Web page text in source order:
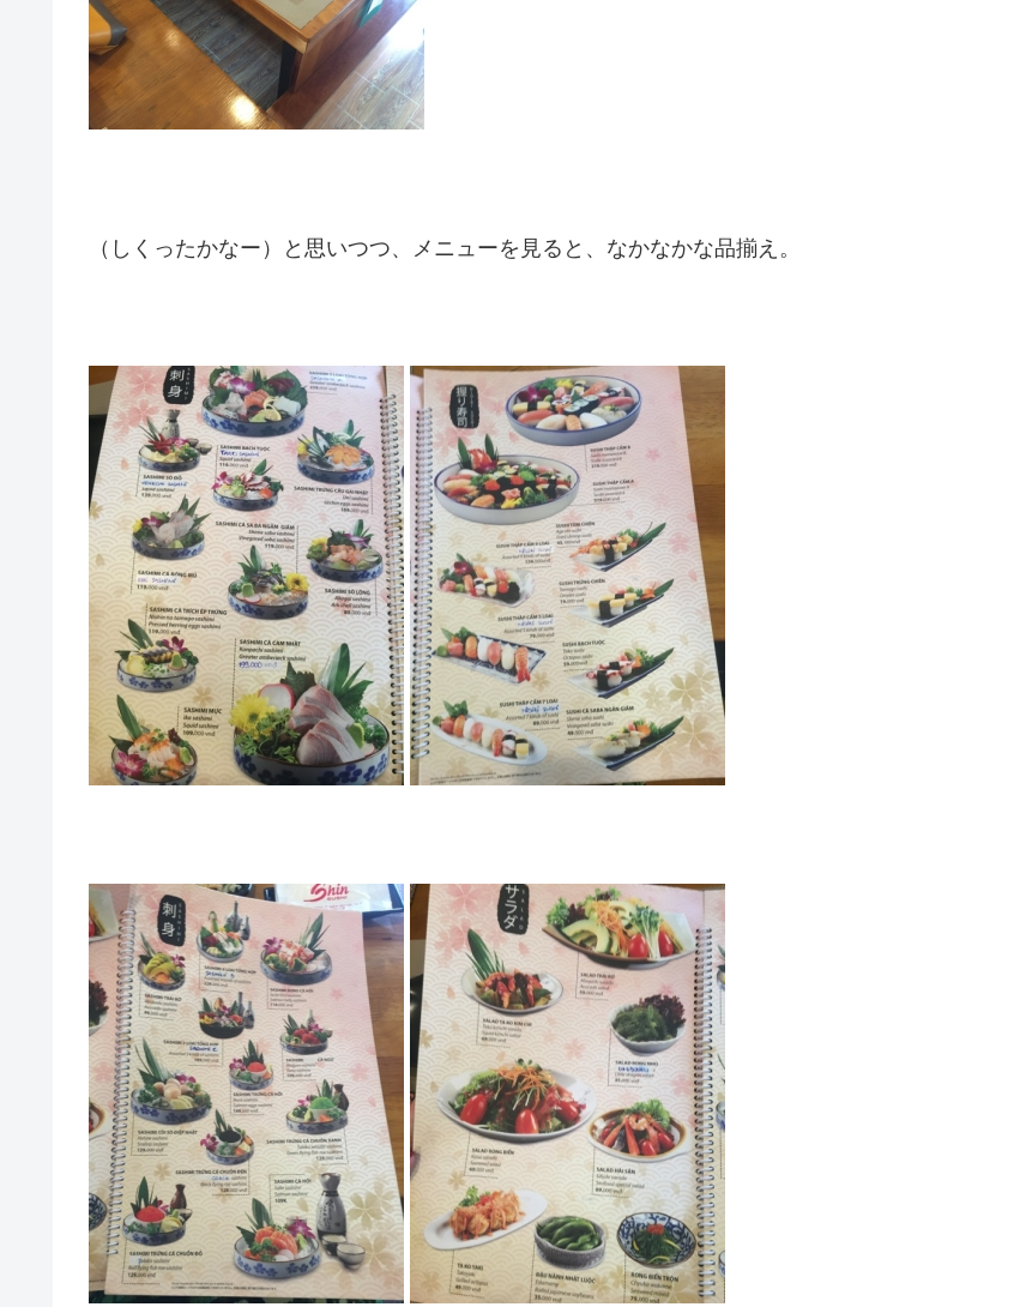
（しくったかなー）と思いつつ、メニューを見ると、なかなかな品揃え。